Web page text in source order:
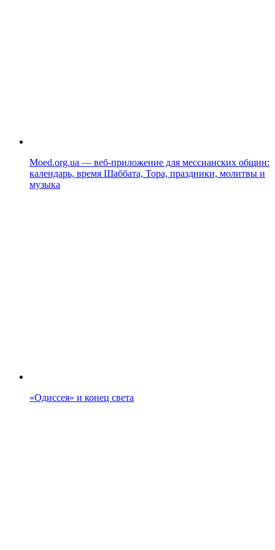
Moed.org.ua — веб-приложение для мессианских общин:
календарь, время Шаббата, Тора, праздники, молитвы и
музыка
«Одиссея» и конец света